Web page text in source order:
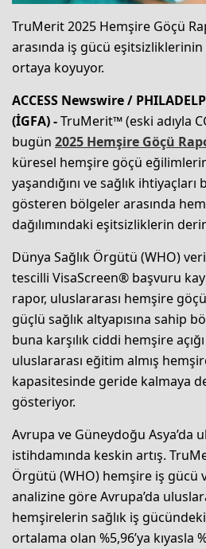
TruMerit 2025 Hemşire Göçü
arasında iş gücü eşitsizliklerinin
ortaya koyuyor.
ACCESS Newswire /
(İGFA) -TruMerit™ (eski adıyla
bugün 2025 Hemşire Göçü
küresel hemşire göçü
yaşandığını ve sağlık
gösteren bölgeler arasında
dağılımındaki eşitsizliklerin
Dünya Sağlık Örgütü (WHO)
tescilli VisaScreen® başvuru
rapor, uluslararası hemşire
güçlü sağlık altyapısına sahip
buna karşılık ciddi hemşire
uluslararası eğitim almış
kapasitesinde geride kalmaya
gösteriyor.
Avrupa ve Güneydoğu Asya’da
istihdamında keskin artış.
Örgütü (WHO) hemşire iş gücü
analizine göre Avrupa’da
hemşirelerin sağlık iş gücündeki
ortalama olan %5,96’ya kıyasla